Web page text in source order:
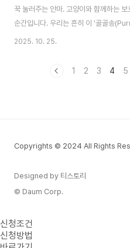
꾹 눌러주는 안마. 고양이와 함께하는
순간입니다. 우리는 흔히 이 '골골송
이가 기분 좋을 때 하는 애정 표현이라고
2025. 10. 25.
1 2 3 4 5
Copyrights © 2024 All Rights
Designed by 티스토리
© Daum Corp.
신청조건
신청방법